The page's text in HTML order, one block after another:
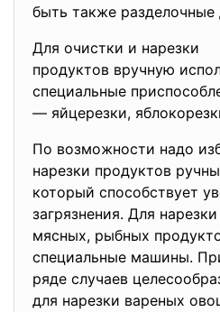
быть также разделочные
Для очистки и нарезки
продуктов вручную
специальные
— яйцерезки,
По возможности надо
нарезки продуктов
который способствует
загрязнения. Для
мясных, рыбных
специальные машины.
ряде случаев
для нарезки вареных